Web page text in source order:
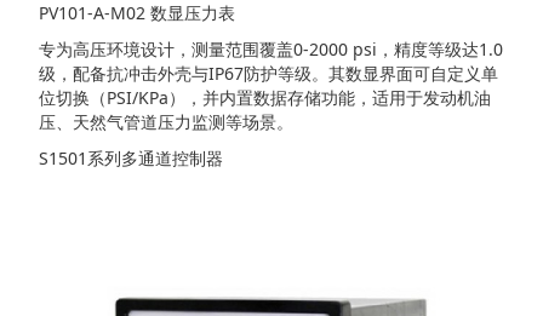
PV101-A-M02 数显压力表
专为高压环境设计，测量范围覆盖0-2000 psi，精度等级达1.0
级，配备抗冲击外壳与IP67防护等级。其数显界面可自定义单
位切换（PSI/KPa），并内置数据存储功能，适用于发动机油
压、天然气管道压力监测等场景。
S1501系列多通道控制器